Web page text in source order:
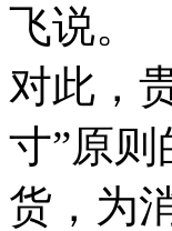
飞说。
对此，
寸”原
货，为